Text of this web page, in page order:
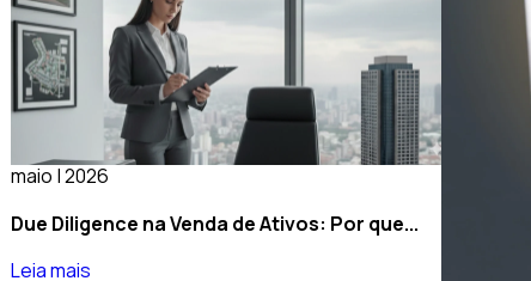
maio | 2026
Due Diligence na Venda de Ativos: Por que...
Leia mais